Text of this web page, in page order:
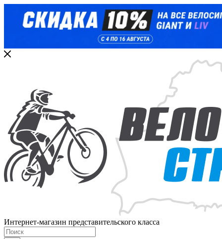
Интернет-магазин представительского класса